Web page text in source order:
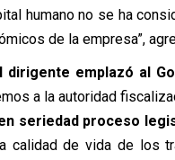
humano no se ha
de la empresa”,
dirigente emplazó al
a la autoridad
seriedad proceso
calidad de vida de los